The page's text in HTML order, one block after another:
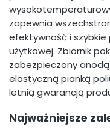
zapewnia
efektywność i
użytkowej. Zbiornik
zabezpieczony
elastyczną pianką
letnią gwarancją
Najważniejsze